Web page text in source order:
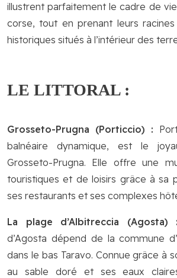
illustrent parfaitement le cadre de
corse, tout en prenant leurs
historiques situés à l’intérieur des
LE LITTORAL :
Grosseto-Prugna (Porticcio) :
balnéaire dynamique, est le
Grosseto-Prugna. Elle offre une
touristiques et de loisirs grâce à sa
ses restaurants et ses complexes
La plage d’Albitreccia (Agosta) :
d’Agosta dépend de la commune
dans le bas Taravo. Connue grâce à
au sable doré et ses eaux